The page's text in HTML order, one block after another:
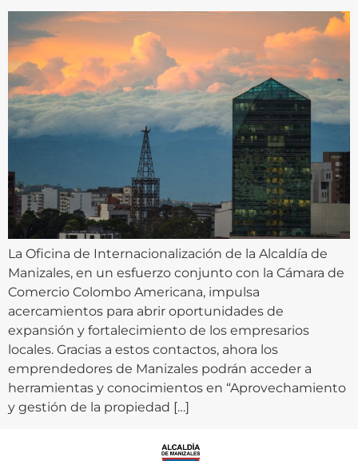
La Oficina de Internacionalización de la Alcaldía de
Manizales, en un esfuerzo conjunto con la Cámara de
Comercio Colombo Americana, impulsa
acercamientos para abrir oportunidades de
expansión y fortalecimiento de los empresarios
locales. Gracias a estos contactos, ahora los
emprendedores de Manizales podrán acceder a
herramientas y conocimientos en “Aprovechamiento
y gestión de la propiedad […]